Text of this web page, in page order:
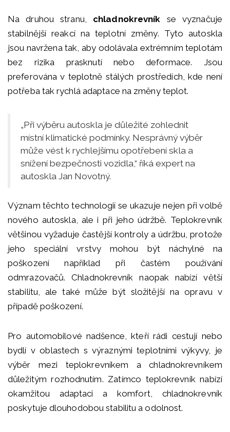
Na druhou stranu, chladnokrevník se vyznačuje
stabilnější reakcí na teplotní změny. Tyto autoskla
jsou navržena tak, aby odolávala extrémním teplotám
bez rizika prasknutí nebo deformace. Jsou
preferována v teplotně stálých prostředích, kde není
potřeba tak rychlá adaptace na změny teplot.
„Při výběru autoskla je důležité zohlednit
místní klimatické podmínky. Nesprávný výběr
může vést k rychlejšímu opotřebení skla a
snížení bezpečnosti vozidla,“ říká expert na
autoskla Jan Novotný.
Význam těchto technologií se ukazuje nejen při volbě
nového autoskla, ale i při jeho údržbě. Teplokrevník
většinou vyžaduje častější kontroly a údržbu, protože
jeho speciální vrstvy mohou být náchylné na
poškození například při častém používání
odmrazovačů. Chladnokrevník naopak nabízí větší
stabilitu, ale také může být složitější na opravu v
případě poškození.
Pro automobilové nadšence, kteří rádi cestují nebo
bydlí v oblastech s výraznými teplotními výkyvy, je
výběr mezi teplokrevníkem a chladnokrevníkem
důležitým rozhodnutím. Zatímco teplokrevník nabízí
okamžitou adaptaci a komfort, chladnokrevník
poskytuje dlouhodobou stabilitu a odolnost.